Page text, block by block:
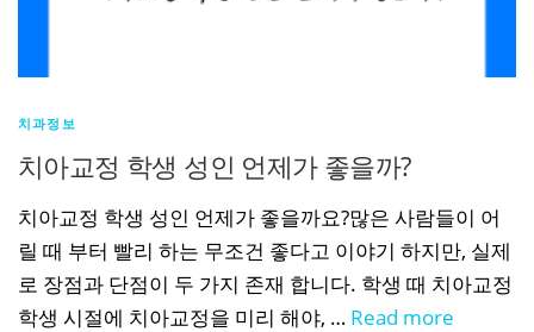
치과정보
치아교정 학생 성인 언제가 좋을까?
치아교정 학생 성인 언제가 좋을까요?많은 사람들이 어
릴 때 부터 빨리 하는 무조건 좋다고 이야기 하지만, 실제
로 장점과 단점이 두 가지 존재 합니다. 학생 때 치아교정
학생 시절에 치아교정을 미리 해야, … Read more